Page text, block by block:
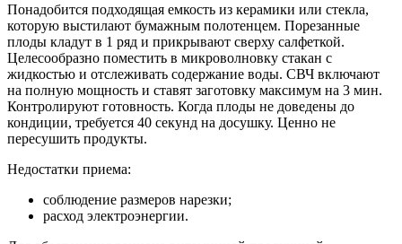
Понадобится подходящая емкость из керамики или стекла,
которую выстилают бумажным полотенцем. Порезанные
плоды кладут в 1 ряд и прикрывают сверху салфеткой.
Целесообразно поместить в микроволновку стакан с
жидкостью и отслеживать содержание воды. СВЧ включают
на полную мощность и ставят заготовку максимум на 3 мин.
Контролируют готовность. Когда плоды не доведены до
кондиции, требуется 40 секунд на досушку. Ценно не
пересушить продукты.
Недостатки приема:
соблюдение размеров нарезки;
расход электроэнергии.